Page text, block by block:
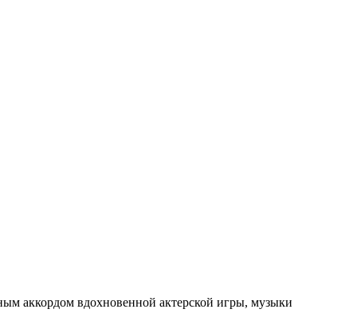
аккордом вдохновенной актерской игры, музыки